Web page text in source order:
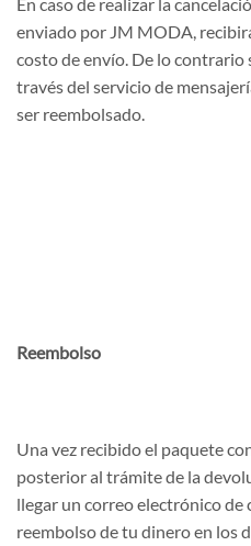
enviado por JM MODA,
costo de envío. De lo contrario
través del servicio de
ser reembolsado.
Reembolso
Una vez recibido el paquete
posterior al trámite de la
llegar un correo electrónico de
reembolso de tu dinero en los